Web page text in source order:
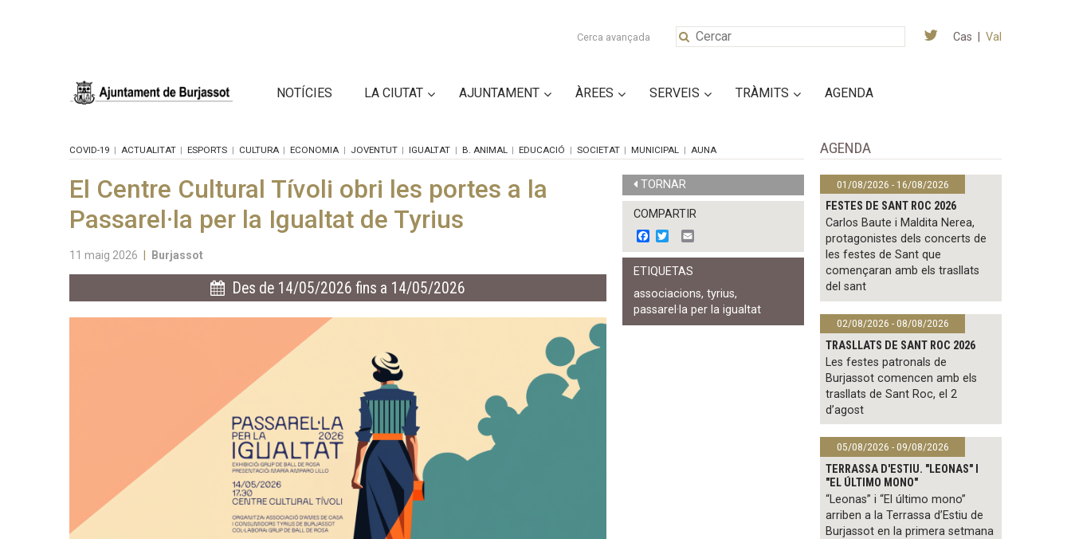
Cerca avançada Cas Val
NOTÍCIES LA CIUTAT AJUNTAMENT ÀREES SERVEIS TRÀMITS AGENDA
COVID-19 ACTUALITAT ESPORTS CULTURA ECONOMIA JOVENTUT IGUALTAT B. ANIMAL EDUCACIÓ SOCIETAT MUNICIPAL AUNA
El Centre Cultural Tívoli obri les portes a la
Passarel·la per la Igualtat de Tyrius
11 maig 2026 Burjassot
Des de 14/05/2026 fins a 14/05/2026
TORNAR
COMPARTIR
F
a
c
e
o
o
k
w
i
t
e
r
m
a
ETIQUETAS
associacions,tyrius,
passarel·la per la igualtat
AGENDA
01/08/2026 - 16/08/2026
FESTES DE SANT ROC 2026
Carlos Baute i Maldita Nerea,
protagonistes dels concerts de
les festes de Sant que
començaran amb els trasllats
del sant
02/08/2026 - 08/08/2026
TRASLLATS DE SANT ROC 2026
Les festes patronals de
Burjassot comencen amb els
trasllats de Sant Roc, el 2
d’agost
05/08/2026 - 09/08/2026
TERRASSA D'ESTIU. "LEONAS" I
"EL ÚLTIMO MONO"
“Leonas” i “El último mono”
arriben a la Terrassa d’Estiu de
Burjassot en la primera setmana